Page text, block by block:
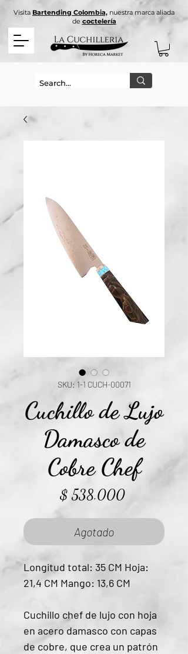
Visita Bartending Colombia, nuestra marca aliada
de coctelería
SKU: 1-1 CUCH-00071
Cuchillo de Lujo
Damasco de
Cobre Chef
$ 538.000Precio
Agotado
Longitud total: 35 CM Hoja:
21,4 CM Mango: 13,6 CM
Cuchillo chef de lujo con hoja
en acero damasco con capas
de cobre, que crea un patrón